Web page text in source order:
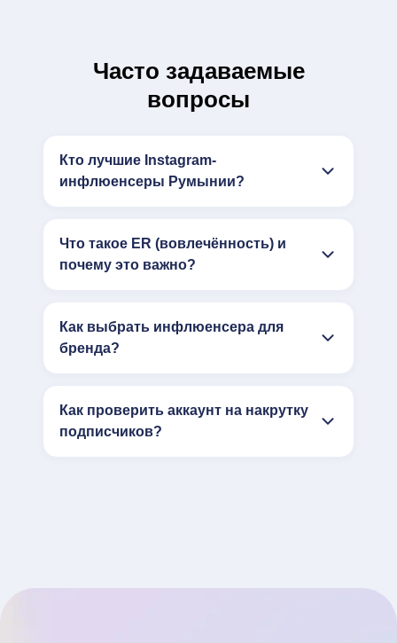
Часто задаваемые
вопросы
Кто лучшие Instagram-
инфлюенсеры Румынии?
Что такое ER (вовлечённость) и
почему это важно?
Как выбрать инфлюенсера для
бренда?
Как проверить аккаунт на накрутку
подписчиков?